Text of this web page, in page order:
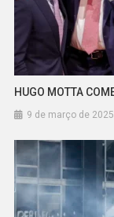
HUGO MOTTA
9 de março de 2025